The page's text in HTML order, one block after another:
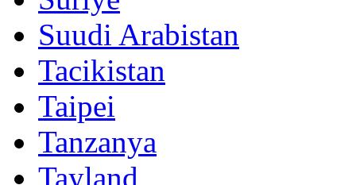
Suudi Arabistan
Tacikistan
Taipei
Tanzanya
Tayland